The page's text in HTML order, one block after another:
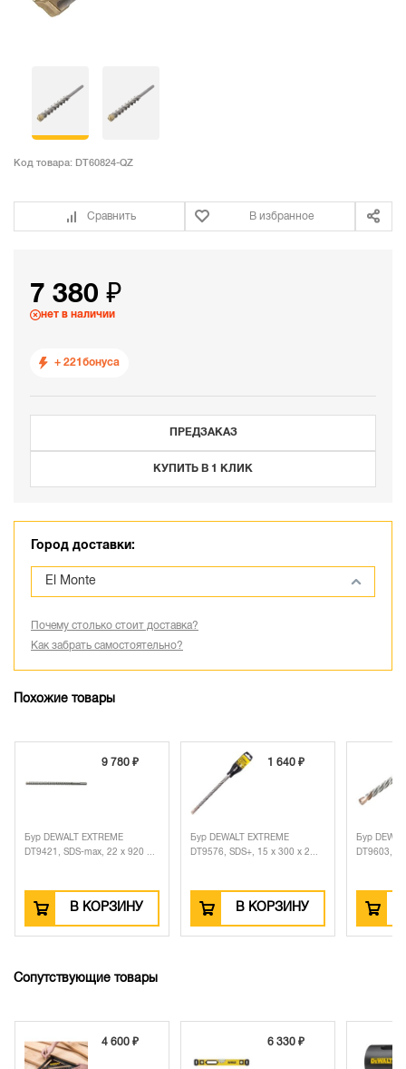
Код товара: DT60824-QZ
Сравнить В избранное
7 380 ₽
нет в наличии
+ 221 бонуса
ПРЕДЗАКАЗ
КУПИТЬ В 1 КЛИК
Город доставки:
El Monte
Почему столько стоит доставка?
Как забрать самостоятельно?
Похожие товары
9 780 ₽
Бур DEWALT EXTREME
DT9421, SDS-max, 22 x 920 ...
В КОРЗИНУ
1 640 ₽
Бур DEWALT EXTREME
DT9576, SDS+, 15 x 300 x 2...
В КОРЗИНУ
Бур
DT9603,
Сопутствующие товары
4 600 ₽ 6 330 ₽